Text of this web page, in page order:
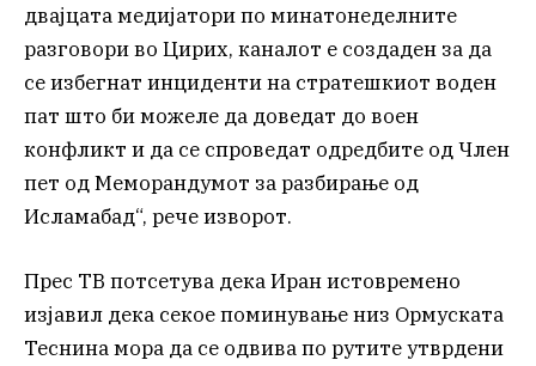
двајцата медијатори по минатонеделните
разговори во Цирих, каналот е создаден за да
се избегнат инциденти на стратешкиот воден
пат што би можеле да доведат до воен
конфликт и да се спроведат одредбите од Член
пет од Меморандумот за разбирање од
Исламабад“, рече изворот.
Прес ТВ потсетува дека Иран истовремено
изјавил дека секое поминување низ Ормуската
Теснина мора да се одвива по рутите утврдени